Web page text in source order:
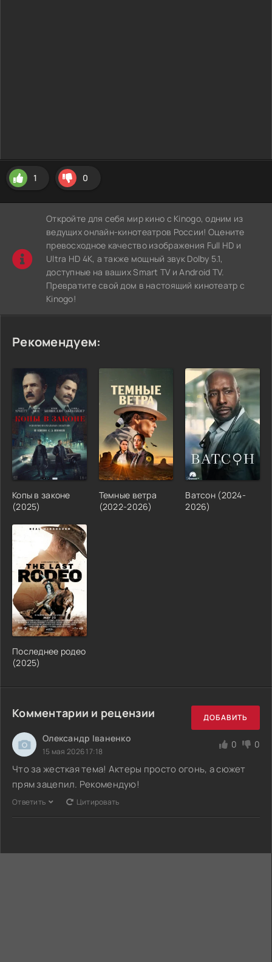
1 0
Откройте для себя мир кино с Kinogo, одним из
ведущих онлайн-кинотеатров России! Оцените
превосходное качество изображения Full HD и
Ultra HD 4K, а также мощный звук Dolby 5.1,
доступные на ваших Smart TV и Android TV.
Превратите свой дом в настоящий кинотеатр с
Kinogo!
Рекомендуем:
Копы в законе
(2025)
Темные ветра
(2022-2026)
Ватсон (2024-
2026)
Последнее родео
(2025)
Комментарии и рецензии ДОБАВИТЬ
Олександр Іваненко
15 мая 2026 17:18
0 0
Что за жесткая тема! Актеры просто огонь, а сюжет
прям зацепил. Рекомендую!
Ответить Цитировать